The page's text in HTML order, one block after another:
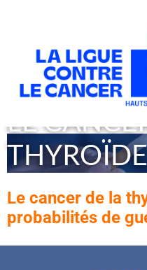
LE
THYROÏDE
Le cancer de la
probabilités de